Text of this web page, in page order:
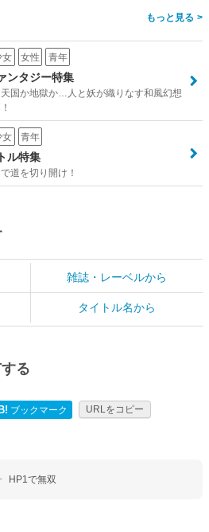
>
女 女性 青年
ンタジー特集
天国か地獄か…人と妖が織りなす和風幻想
女 青年
ル特集
道を切り開け！
雑誌・レーベルから
タイトル名から
る
B! ブックマーク URLをコピー
HP1で無双